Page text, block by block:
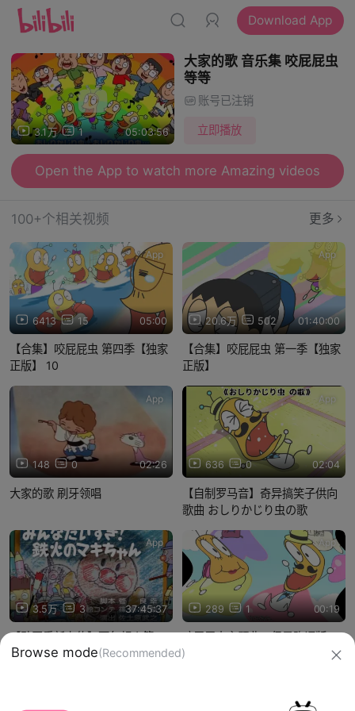
Download App
3.1万 1 05:03:56
大家的歌 音乐集 咬屁屁虫
等等
账号已注销
立即播放
Open the App to watch more Amazing videos
100+个相关视频 更多
6413 15 05:00
App
【合集】咬屁屁虫 第四季【独家
正版】 10
20.6万 502 01:40:00
App
【合集】咬屁屁虫 第一季【独家
正版】
148 0 02:26
App
大家的歌 刷牙领唱
636 0 02:04
App
【自制罗马音】奇异搞笑子供向
歌曲 おしりかじり虫の歌
3.5万 3 37:45:37
App
【动画重新上传】面包超人第
901-999集全
289 1 00:19
App
咬屁屁虫主题曲，但是跑调版
Browse mode(Recommended)